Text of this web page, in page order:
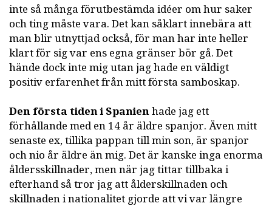
inte så många förutbestämda idéer om hur saker
och ting måste vara. Det kan såklart innebära att
man blir utnyttjad också, för man har inte heller
klart för sig var ens egna gränser bör gå. Det
hände dock inte mig utan jag hade en väldigt
positiv erfarenhet från mitt första samboskap.
Den första tiden i Spanienhade jag ett
förhållande med en 14 år äldre spanjor. Även mitt
senaste ex, tillika pappan till min son, är spanjor
och nio år äldre än mig. Det är kanske inga enorma
åldersskillnader, men när jag tittar tillbaka i
efterhand så tror jag att ålderskillnaden och
skillnaden i nationalitet gjorde att vi var längre